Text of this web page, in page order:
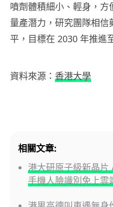
噴劑體積細小、輕身，
量產潛力，研究團隊相
平，目標在 2030 年推進
資料來源： 香港大學
相關文章:
港大研原子級新晶
手機人臉識別免上雲